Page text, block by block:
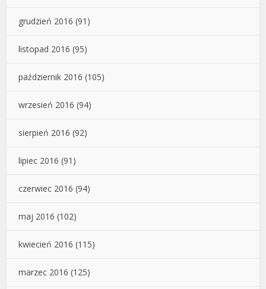
grudzień 2016 (91)
listopad 2016 (95)
październik 2016 (105)
wrzesień 2016 (94)
sierpień 2016 (92)
lipiec 2016 (91)
czerwiec 2016 (94)
maj 2016 (102)
kwiecień 2016 (115)
marzec 2016 (125)